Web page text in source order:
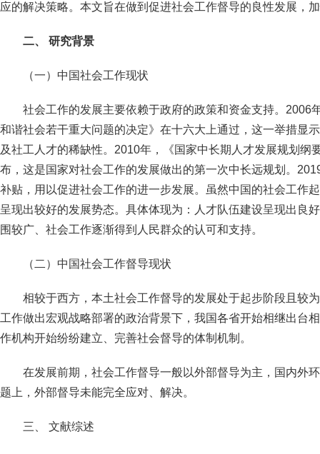
应的解决策略。本文旨在做到促进社会工作督导的良性发展，
二、 研究背景
（一）中国社会工作现状
社会工作的发展主要依赖于政府的政策和资金支持。2006
和谐社会若干重大问题的决定》在十六大上通过，这一举措显
及社工人才的稀缺性。2010年，《国家中长期人才发展规划纲
布，这是国家对社会工作的发展做出的第一次中长远规划。
补贴，用以促进社会工作的进一步发展。虽然中国的社会工作
呈现出较好的发展势态。具体体现为：人才队伍建设呈现出良
围较广、社会工作逐渐得到人民群众的认可和支持。
（二）中国社会工作督导现状
相较于西方，本土社会工作督导的发展处于起步阶段且较
工作做出宏观战略部署的政治背景下，我国各省开始相继出台
作机构开始纷纷建立、完善社会督导的体制机制。
在发展前期，社会工作督导一般以外部督导为主，国内外
题上，外部督导未能完全应对、解决。
三、 文献综述